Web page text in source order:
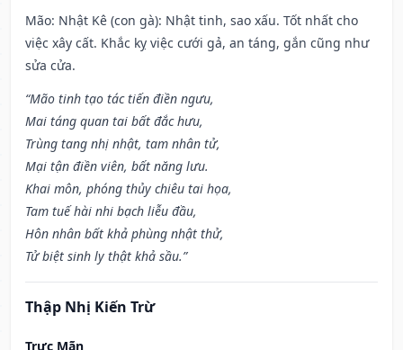
Mão: Nhật Kê (con gà): Nhật tinh, sao xấu. Tốt nhất cho
việc xây cất. Khắc kỵ việc cưới gả, an táng, gắn cũng như
sửa cửa.
“Mão tinh tạo tác tiến điền ngưu,
Mai táng quan tai bất đắc hưu,
Trùng tang nhị nhật, tam nhân tử,
Mại tận điền viên, bất năng lưu.
Khai môn, phóng thủy chiêu tai họa,
Tam tuế hài nhi bạch liễu đầu,
Hôn nhân bất khả phùng nhật thử,
Tử biệt sinh ly thật khả sầu.”
Thập Nhị Kiến Trừ
Trực Mãn